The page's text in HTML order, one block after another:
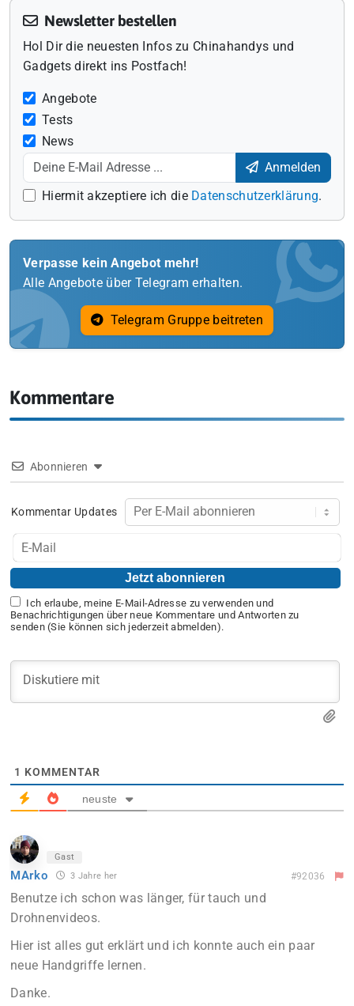
Newsletter bestellen
Hol Dir die neuesten Infos zu Chinahandys und
Gadgets direkt ins Postfach!
Angebote
Tests
News
Anmelden
Hiermit akzeptiere ich die Datenschutzerklärung.
Verpasse kein Angebot mehr!
Alle Angebote über Telegram erhalten.
Telegram Gruppe beitreten
Kommentare
Abonnieren
Kommentar Updates
Ich erlaube, meine E-Mail-Adresse zu verwenden und
Benachrichtigungen über neue Kommentare und Antworten zu
senden (Sie können sich jederzeit abmelden).
1 KOMMENTAR
neuste
Gast
MArko 3 Jahre her #92036
Benutze ich schon was länger, für tauch und
Drohnenvideos.
Hier ist alles gut erklärt und ich konnte auch ein paar
neue Handgriffe lernen.
Danke.